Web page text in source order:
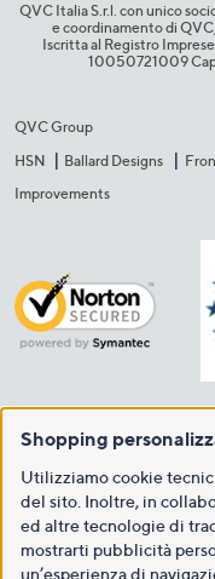
QVC Italia S.r.l. con unico
e coordinamento di
Iscritta al Registro
10050721009
QVC Group
HSN
Ballard Designs
Improvements
Shopping
Utilizziamo cookie
del sito. Inoltre, in
ed altre tecnologie di
mostrarti pubblicità
un’esperienza di